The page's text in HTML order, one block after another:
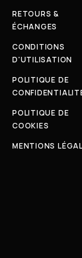
RETOURS &
ÉCHANGES
CONDITIONS
D'UTILISATION
POLITIQUE DE
POLITIQUE DE
COOKIES
MENTIONS